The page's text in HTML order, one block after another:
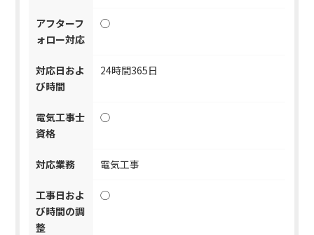
アフターフ
ォロー対応
◯
対応日およ
び時間
24時間365日
電気工事士
資格
◯
対応業務 電気工事
工事日およ
び時間の調
整
◯